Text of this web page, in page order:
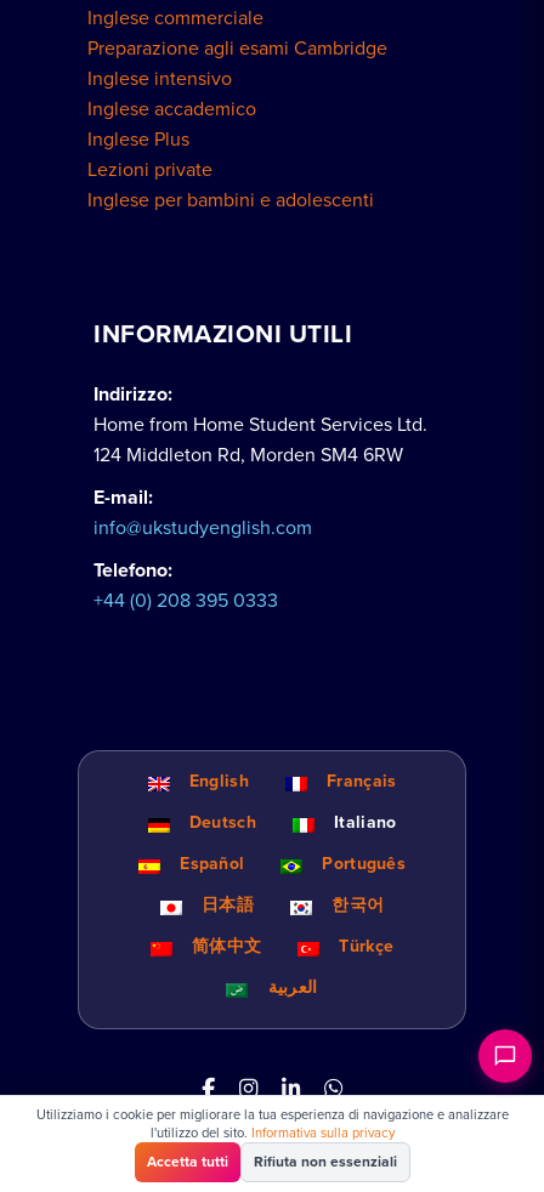
Inglese commerciale
Preparazione agli esami Cambridge
Inglese intensivo
Inglese accademico
Inglese Plus
Lezioni private
Inglese per bambini e adolescenti
INFORMAZIONI UTILI
Indirizzo:
Home from Home Student Services Ltd.
124 Middleton Rd, Morden SM4 6RW
E-mail:
info@ukstudyenglish.com
Telefono:
+44 (0) 208 395 0333
English
Français
Deutsch
Italiano
Español
Português
日本語
한국어
简体中文
Türkçe
العربية
Informativa sulla privacy Termini e condizioni
cookie
Utilizziamo i cookie per migliorare la tua esperienza di navigazione e analizzare
l'utilizzo del sito. Informativa sulla privacy
Accetta tutti Rifiuta non essenziali